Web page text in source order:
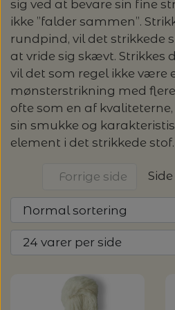
KNITTING FOR OLIVE:
SPAR
LANG YARNS:
LANG YARNS:
TILBUD - SPAR 30% PÅ
RAUMA GARN:
KATIA CONCEPT -
ALLE
DESIGN
DONEGAL -
GARNA -
OPSKRIFTER /
ANNE
BABY OG
BLUSER/
CARDIGAN/VESTE/
LAINE
LANTERN MOON -
ADDI -
KNITPRO -
BØGER OM
BRODERI OG
BALDYRE -
FRU ZIPPE -
RE:DESIGNED,
RE:DESIGNED -
sig ved at bevare sin fine
ikke ”falder sammen”.
rundpind, vil det strikkede
at vride sig skævt. Strikkes
vil det som regel ikke være
mønsterstrikning med
ofte som en af
sin smukke og
element i det strikkede stof.
Forrige side Side